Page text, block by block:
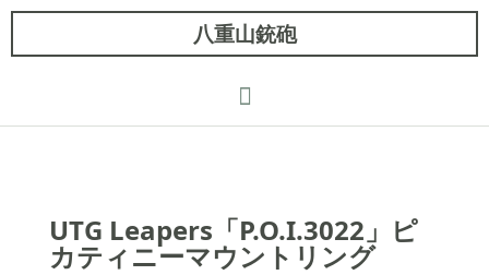
八重山銃砲
UTG Leapers「P.O.I.3022」ピ
カティニーマウントリング